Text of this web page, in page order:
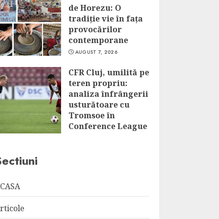
de Horezu: O
tradiție vie în fața
provocărilor
contemporane
AUGUST 7, 2026
CFR Cluj, umilită pe
teren propriu:
analiza înfrângerii
usturătoare cu
Tromsoe în
Conference League